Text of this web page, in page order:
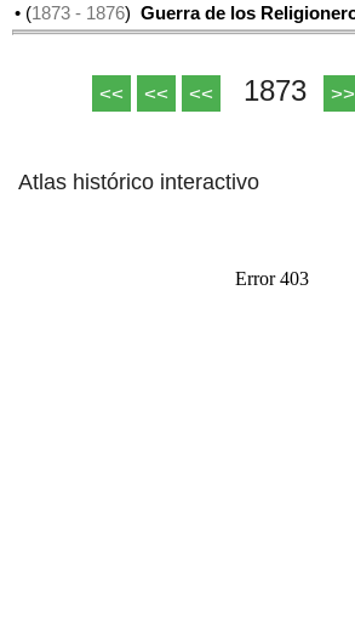
• (1873 - 1876) Guerra de los
<< << << 1873 >>
Atlas histórico interactivo